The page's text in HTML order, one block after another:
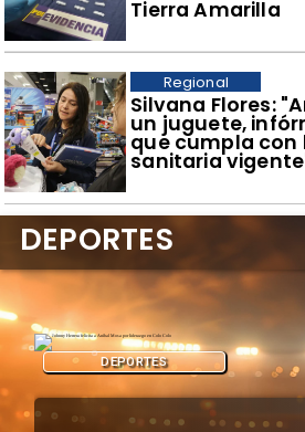
Tierra Amarilla
​Silvana Flores:
un juguete,
que cumpla
sanitaria
Regional
DEPORTES
DEPORTES